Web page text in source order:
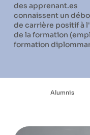
Alumnis
des apprenant.es
connaissent un
de carrière positif à
de la formation
formation